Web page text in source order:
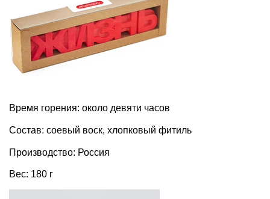
Время горения: около девяти часов
Состав: соевый воск, хлопковый фитиль
Производство: Россия
Вес: 180 г